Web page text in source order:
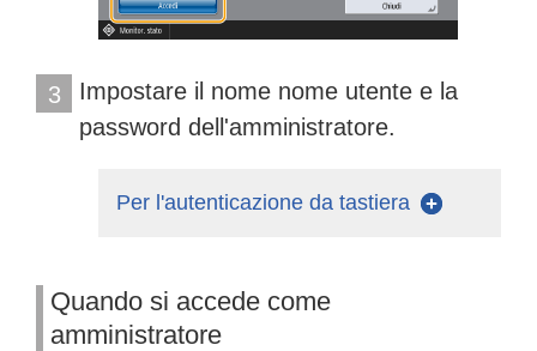
3
Impostare il nome nome utente e la
password dell'amministratore.
Per l'autenticazione da tastiera
Quando si accede come
amministratore